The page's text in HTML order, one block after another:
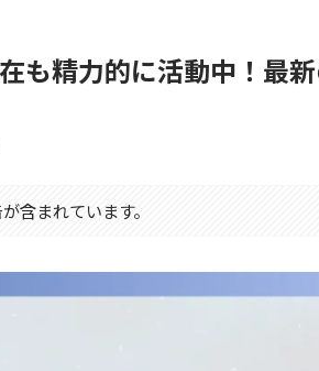
も精力的に活動中！最
含まれています。